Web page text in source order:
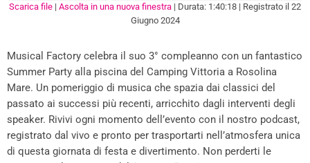
LINK
EMBED
Scarica file | Ascolta in una nuova finestra | Durata: 1:40:18 | Registrato il 22
Giugno 2024
Musical Factory celebra il suo 3° compleanno con un fantastico
Summer Party alla piscina del Camping Vittoria a Rosolina
Mare. Un pomeriggio di musica che spazia dai classici del
passato ai successi più recenti, arricchito dagli interventi degli
speaker. Rivivi ogni momento dell’evento con il nostro podcast,
registrato dal vivo e pronto per trasportarti nell’atmosfera unica
di questa giornata di festa e divertimento. Non perderti le